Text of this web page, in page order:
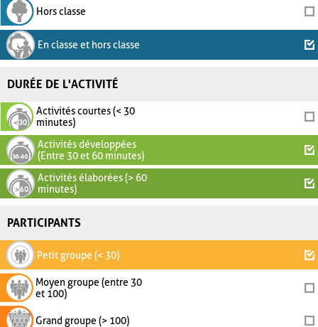
Hors classe
En classe et hors classe
DURÉE DE L'ACTIVITÉ
Activités courtes (< 30
minutes)
Activités développées
(Entre 30 et 60 minutes)
Activités élaborées (> 60
minutes)
PARTICIPANTS
Petit groupe (< 30)
Moyen groupe (entre 30
et 100)
Grand groupe (> 100)